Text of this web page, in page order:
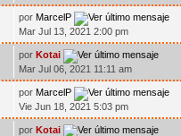
por MarcelP
Mar Jul 13, 2021 2:00 pm
por Kotai
Mar Jul 06, 2021 11:11 am
por MarcelP
Vie Jun 18, 2021 5:03 pm
por Kotai